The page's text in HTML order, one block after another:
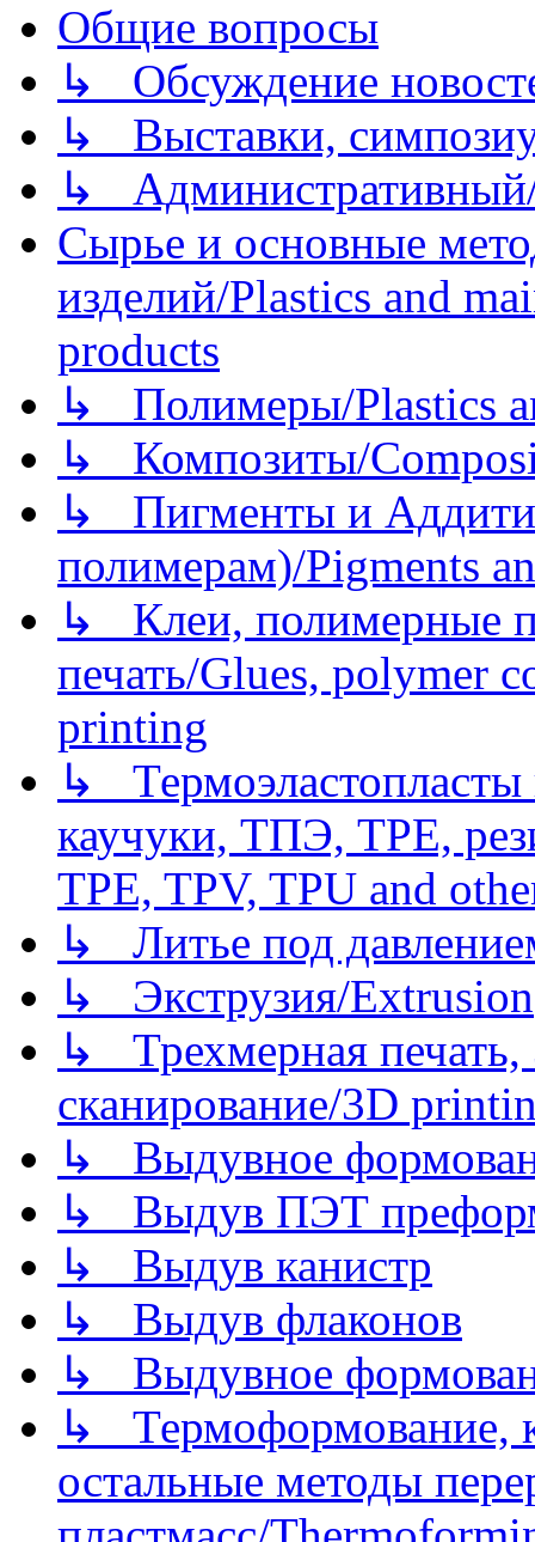
Общие вопросы
↳ Обсуждение
↳ Выставки,
↳
Сырье и основные
изделий/Plastics and
products
↳ Полимеры/Plastics
↳ Композиты/
↳ Пигменты и
полимерам)/Pigments
↳ Клеи, полимерные
печать/Glues, polymer
printing
↳
каучуки, ТПЭ, TPE,
TPE, TPV, TPU and
↳ Литье под
↳ Экструзия/Extrusion
↳ Трехмерная
сканирование/3D
↳ Выдувное
↳ Выдув ПЭТ
↳ Выдув канистр
↳ Выдув флаконов
↳ Выдувное
↳ Термоформование,
остальные методы